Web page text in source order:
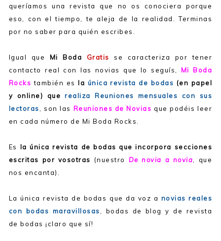
queríamos una revista que no os conociera porque
eso, con el tiempo, te aleja de la realidad. Terminas
por no saber para quién escribes.
Igual que Mi Boda Gratis
se caracteriza por tener
contacto real con las novias que lo seguís, Mi Boda
Rocks también es la única revista de bodas (en papel
y online) querealiza Reuniones mensuales con sus
lectoras, son las Reuniones de Novias que podéis leer
en cada número de Mi Boda Rocks.
Es la única revista de bodas que incorpora secciones
escritas por vosotras
(nuestro De novia a novia, que
nos encanta).
La única revista de bodas que da voz a novias reales
con bodas maravillosas, bodas de blog y de revista
de bodas ¡claro que sí!